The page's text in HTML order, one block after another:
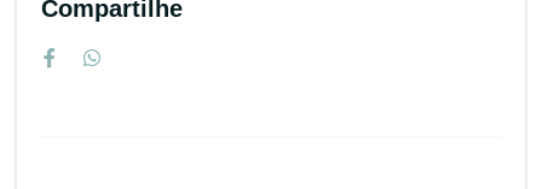
Compartilhe